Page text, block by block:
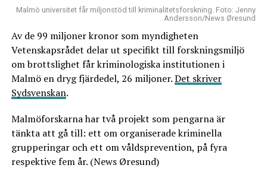
Malmö universitet får miljonstöd till kriminalitetsforskning. Foto: Jenny
Andersson/News Øresund
Av de 99 miljoner kronor som myndigheten
Vetenskapsrådet delar ut specifikt till forskningsmiljö
om brottslighet får kriminologiska institutionen i
Malmö en dryg fjärdedel, 26 miljoner.Det skriver
Sydsvenskan.
Malmöforskarna har två projekt som pengarna är
tänkta att gå till: ett om organiserade kriminella
grupperingar och ett om våldsprevention, på fyra
respektive fem år. (News Øresund)